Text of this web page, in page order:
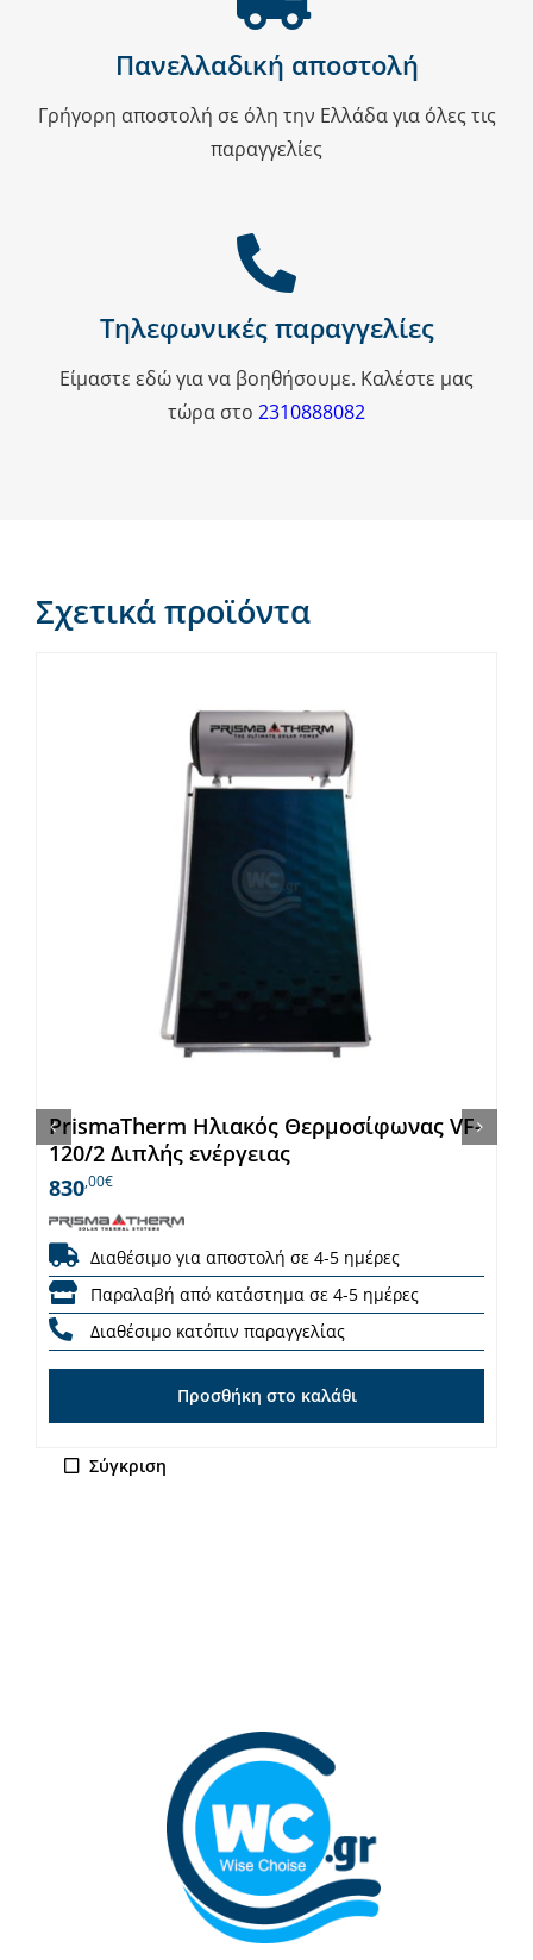
Πανελλαδική αποστολή
Γρήγορη αποστολή σε όλη την Ελλάδα για όλες τις
παραγγελίες
Τηλεφωνικές παραγγελίες
Είμαστε εδώ για να βοηθήσουμε. Καλέστε μας
τώρα στο 2310888082
Σχετικά προϊόντα
PrismaTherm Ηλιακός Θερμοσίφωνας VF-
120/2 Διπλής ενέργειας
830,00€
Διαθέσιμο για αποστολή σε 4-5 ημέρες
Παραλαβή από κατάστημα σε 4-5 ημέρες
Διαθέσιμο κατόπιν παραγγελίας
Προσθήκη στο καλάθι
Σύγκριση